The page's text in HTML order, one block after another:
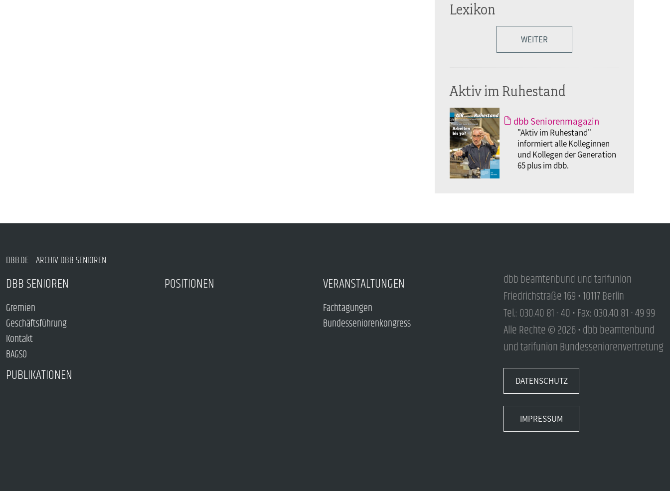
Lexikon
WEITER
Aktiv im Ruhestand
dbb Seniorenmagazin
"Aktiv im Ruhestand"
informiert alle Kolleginnen
und Kollegen der Generation
65 plus im dbb.
DBB.DE ARCHIV DBB SENIOREN
DBB SENIOREN
Gremien
Geschäftsführung
Kontakt
BAGSO
POSITIONEN VERANSTALTUNGEN
Fachtagungen
Bundesseniorenkongress
PUBLIKATIONEN
dbb beamtenbund und tarifunion
Friedrichstraße 169 • 10117 Berlin
Tel.: 030.40 81 - 40 • Fax: 030.40 81 - 49 99
Alle Rechte © 2026 • dbb beamtenbund
und tarifunion Bundesseniorenvertretung
DATENSCHUTZ
IMPRESSUM